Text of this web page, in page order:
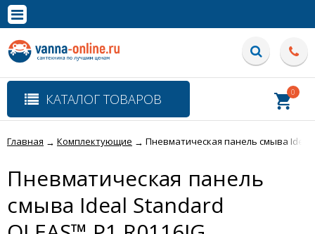
Полная версия сайта
КАТАЛОГ ТОВАРОВ 0
Главная → Комплектующие → Пневматическая панель смыва Ideal
Пневматическая панель
смыва Ideal Standard